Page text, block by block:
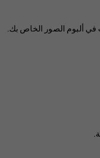
ألبوم الصور الخاص بك.